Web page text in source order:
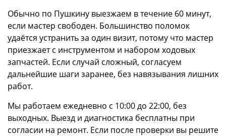
Обычно по Пушкину выезжаем в течение 60 минут,
если мастер свободен. Большинство поломок
удаётся устранить за один визит, потому что мастер
приезжает с инструментом и набором ходовых
запчастей. Если случай сложный, согласуем
дальнейшие шаги заранее, без навязывания лишних
работ.
Мы работаем ежедневно с 10:00 до 22:00, без
выходных. Выезд и диагностика бесплатны при
согласии на ремонт. Если после проверки вы решите